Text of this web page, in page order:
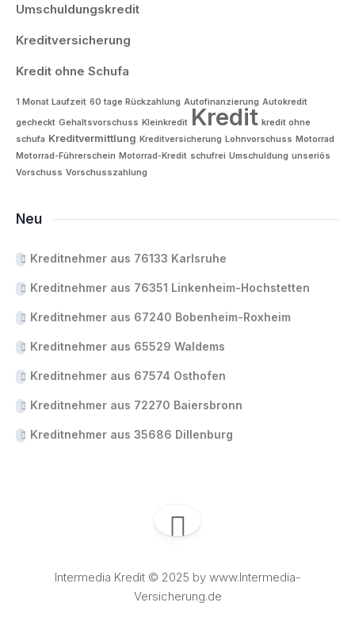
Umschuldungskredit
Kreditversicherung
Kredit ohne Schufa
1 Monat Laufzeit 60 tage Rückzahlung Autofinanzierung Autokredit
gecheckt Gehaltsvorschuss Kleinkredit Kredit kredit ohne
schufa Kreditvermittlung Kreditversicherung Lohnvorschuss Motorrad
Motorrad-Führerschein Motorrad-Kredit schufrei Umschuldung unseriös
Vorschuss Vorschusszahlung
Neu
Kreditnehmer aus 76133 Karlsruhe
Kreditnehmer aus 76351 Linkenheim-Hochstetten
Kreditnehmer aus 67240 Bobenheim-Roxheim
Kreditnehmer aus 65529 Waldems
Kreditnehmer aus 67574 Osthofen
Kreditnehmer aus 72270 Baiersbronn
Kreditnehmer aus 35686 Dillenburg
Intermedia Kredit © 2025 by www.Intermedia-
Versicherung.de